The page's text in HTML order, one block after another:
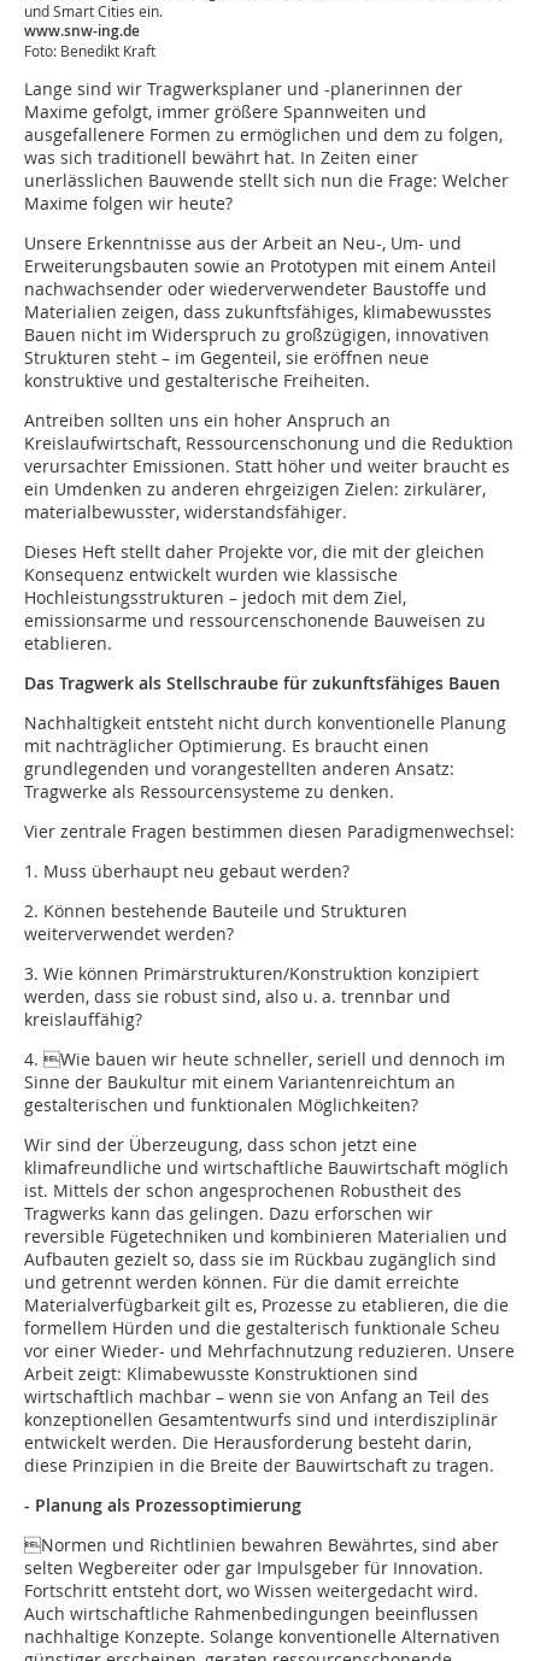
und Smart Cities ein.
www.snw-ing.de
Foto: Benedikt Kraft
Lange sind wir Tragwerksplaner und -planerinnen der
Maxime gefolgt, immer größere Spannweiten und
ausgefallenere Formen zu ermöglichen und dem zu folgen,
was sich traditionell bewährt hat. In Zeiten einer
unerlässlichen Bauwende stellt sich nun die Frage: Welcher
Maxime folgen wir heute?
Unsere Erkenntnisse aus der Arbeit an Neu-, Um- und
Erweiterungsbauten sowie an Prototypen mit einem Anteil
nachwachsender oder wiederverwendeter Baustoffe und
Materialien zeigen, dass zukunftsfähiges, klimabewusstes
Bauen nicht im Widerspruch zu großzügigen, innovativen
Strukturen steht – im Gegenteil, sie eröffnen neue
konstruktive und gestalterische Freiheiten.
Antreiben sollten uns ein hoher Anspruch an
Kreislaufwirtschaft, Ressourcenschonung und die Reduktion
verursachter Emissionen. Statt höher und weiter braucht es
ein Umdenken zu anderen ehrgeizigen Zielen: zirkulärer,
materialbewusster, widerstandsfähiger.
Dieses Heft stellt daher Projekte vor, die mit der gleichen
Konsequenz entwickelt wurden wie klassische
Hochleistungsstrukturen – jedoch mit dem Ziel,
emissionsarme und ressourcenschonende Bauweisen zu
etablieren.
Das Tragwerk als Stellschraube für zukunftsfähiges Bauen
Nachhaltigkeit entsteht nicht durch konventionelle Planung
mit nachträglicher Optimierung. Es braucht einen
grundlegenden und vorangestellten anderen Ansatz:
Tragwerke als Ressourcensysteme zu denken.
Vier zentrale Fragen bestimmen diesen Paradigmenwechsel:
1. Muss überhaupt neu gebaut werden?
2. Können bestehende Bauteile und Strukturen
weiterverwendet werden?
3. Wie können Primärstrukturen/Konstruktion konzipiert
werden, dass sie robust sind, also u. a. trennbar und
kreislauffähig?
4. Wie bauen wir heute schneller, seriell und dennoch im
Sinne der Baukultur mit einem Variantenreichtum an
gestalterischen und funktionalen Möglichkeiten?
Wir sind der Überzeugung, dass schon jetzt eine
klimafreundliche und wirtschaftliche Bauwirtschaft möglich
ist. Mittels der schon angesprochenen Robustheit des
Tragwerks kann das gelingen. Dazu erforschen wir
reversible Fügetechniken und kombinieren Materialien und
Aufbauten gezielt so, dass sie im Rückbau zugänglich sind
und getrennt werden können. Für die damit erreichte
Materialverfügbarkeit gilt es, Prozesse zu etablieren, die die
formellem Hürden und die gestalterisch funktionale Scheu
vor einer Wieder- und Mehrfachnutzung reduzieren. Unsere
Arbeit zeigt: Klimabewusste Konstruktionen sind
wirtschaftlich machbar – wenn sie von Anfang an Teil des
konzeptionellen Gesamtentwurfs sind und interdisziplinär
entwickelt werden. Die Herausforderung besteht darin,
diese Prinzipien in die Breite der Bauwirtschaft zu tragen.
- Planung als Prozessoptimierung
Normen und Richtlinien bewahren Bewährtes, sind aber
selten Wegbereiter oder gar Impulsgeber für Innovation.
Fortschritt entsteht dort, wo Wissen weitergedacht wird.
Auch wirtschaftliche Rahmenbedingungen beeinflussen
nachhaltige Konzepte. Solange konventionelle Alternativen